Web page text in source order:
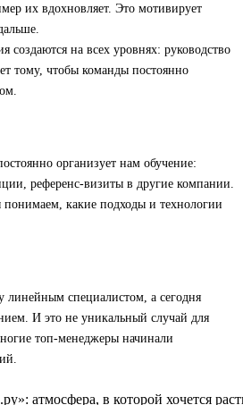
их вдохновляет. Это мотивирует
создаются на всех уровнях: руководство
тому, чтобы команды постоянно
организует нам обучение:
референс-визиты в другие компании.
понимаем, какие подходы и технологии
линейным специалистом, а сегодня
И это не уникальный случай для
топ-менеджеры начинали